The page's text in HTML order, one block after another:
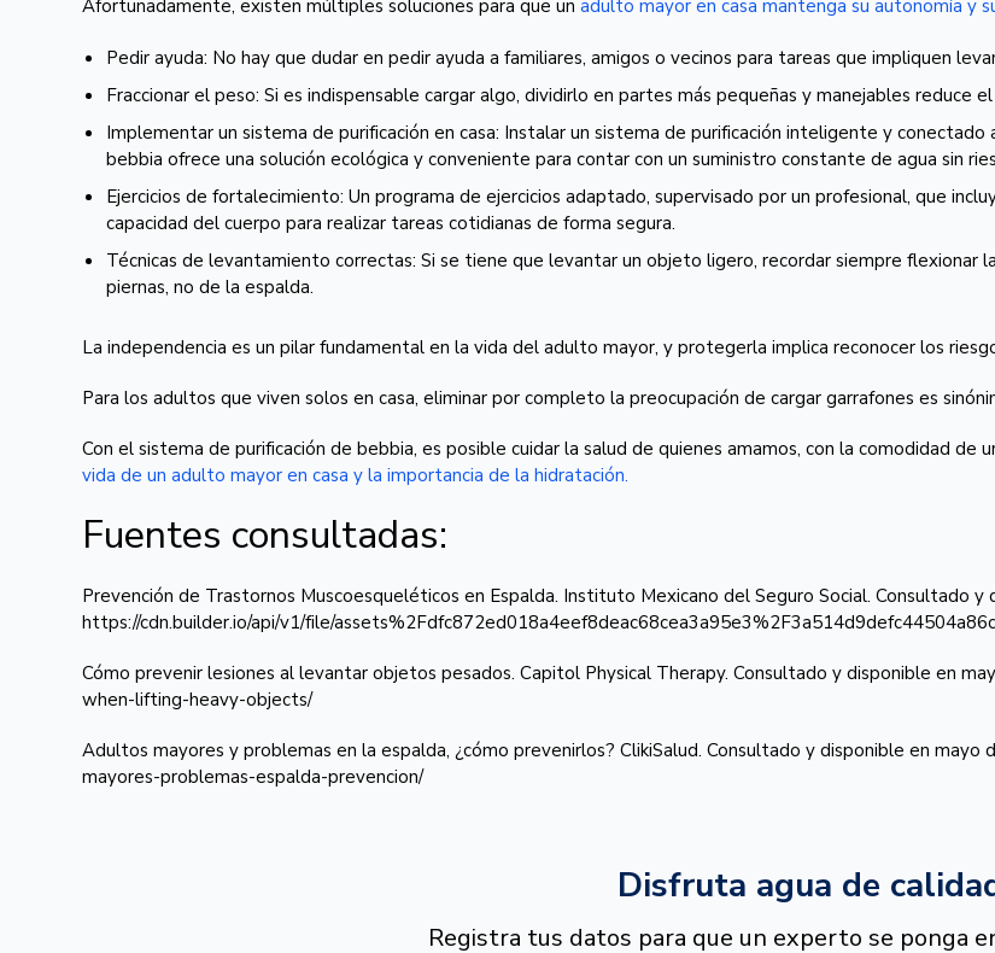
Afortunadamente, existen múltiples soluciones para que un adulto mayor en casa mantenga su autonomía y
Pedir ayuda: No hay que dudar en pedir ayuda a familiares, amigos o vecinos para tareas que impliquen
Fraccionar el peso: Si es indispensable cargar algo, dividirlo en partes más pequeñas y manejables reduce
Implementar un sistema de purificación en casa: Instalar un sistema de purificación inteligente y
bebbia ofrece una solución ecológica y conveniente para contar con un suministro constante de agua sin
Ejercicios de fortalecimiento: Un programa de ejercicios adaptado, supervisado por un profesional, que
capacidad del cuerpo para realizar tareas cotidianas de forma segura.
Técnicas de levantamiento correctas: Si se tiene que levantar un objeto ligero, recordar siempre flexionar
piernas, no de la espalda.
La independencia es un pilar fundamental en la vida del adulto mayor, y protegerla implica reconocer los
Para los adultos que viven solos en casa, eliminar por completo la preocupación de cargar garrafones es
Con el sistema de purificación de bebbia, es posible cuidar la salud de quienes amamos, con la comodidad de
vida de un adulto mayor en casa y la importancia de la hidratación.
Fuentes consultadas:
Prevención de Trastornos Muscoesqueléticos en Espalda. Instituto Mexicano del Seguro Social. Consultado y
https://cdn.builder.io/api/v1/file/
Cómo prevenir lesiones al levantar objetos pesados. Capitol Physical Therapy. Consultado y disponible en
when-lifting-heavy-objects/
Adultos mayores y problemas en la espalda, ¿cómo prevenirlos? ClikiSalud. Consultado y disponible en
mayores-problemas-espalda-prevencion/
Disfruta agua de
Registra tus datos para que un experto se ponga